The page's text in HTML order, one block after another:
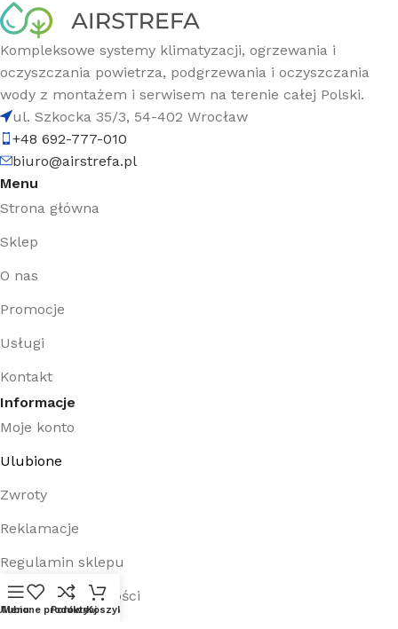
Kompleksowe systemy klimatyzacji, ogrzewania i
oczyszczania powietrza, podgrzewania i oczyszczania
wody z montażem i serwisem na terenie całej Polski.
ul. Szkocka 35/3, 54-402 Wrocław
+48 692-777-010
biuro@airstrefa.pl
Menu
Strona główna
Sklep
O nas
Promocje
Usługi
Kontakt
Informacje
Moje konto
Ulubione
Zwroty
Reklamacje
Regulamin sklepu
Polityka prywatności
Menu produkty
PorównajKoszyk